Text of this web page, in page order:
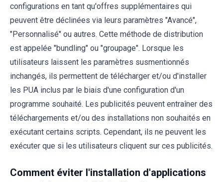
configurations en tant qu'offres supplémentaires qui
peuvent être déclinées via leurs paramètres "Avancé",
"Personnalisé" ou autres. Cette méthode de distribution
est appelée "bundling" ou "groupage". Lorsque les
utilisateurs laissent les paramètres susmentionnés
inchangés, ils permettent de télécharger et/ou d'installer
les PUA inclus par le biais d'une configuration d'un
programme souhaité. Les publicités peuvent entraîner des
téléchargements et/ou des installations non souhaités en
exécutant certains scripts. Cependant, ils ne peuvent les
exécuter que si les utilisateurs cliquent sur ces publicités.
Comment éviter l'installation d'applications